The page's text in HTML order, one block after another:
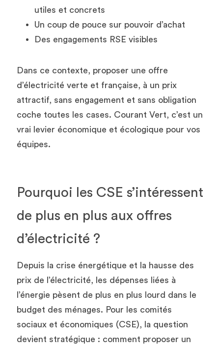
utiles et concrets
Un coup de pouce sur pouvoir d’achat
Des engagements RSE visibles
Dans ce contexte, proposer une offre
d’électricité verte et française, à un prix
attractif, sans engagement et sans obligation
coche toutes les cases. Courant Vert, c’est un
vrai levier économique et écologique pour vos
équipes.
Pourquoi les CSE s’intéressent
de plus en plus aux offres
d’électricité ?
Depuis la crise énergétique et la hausse des
prix de l’électricité, les dépenses liées à
l’énergie pèsent de plus en plus lourd dans le
budget des ménages. Pour les comités
sociaux et économiques (CSE), la question
devient stratégique : comment proposer un